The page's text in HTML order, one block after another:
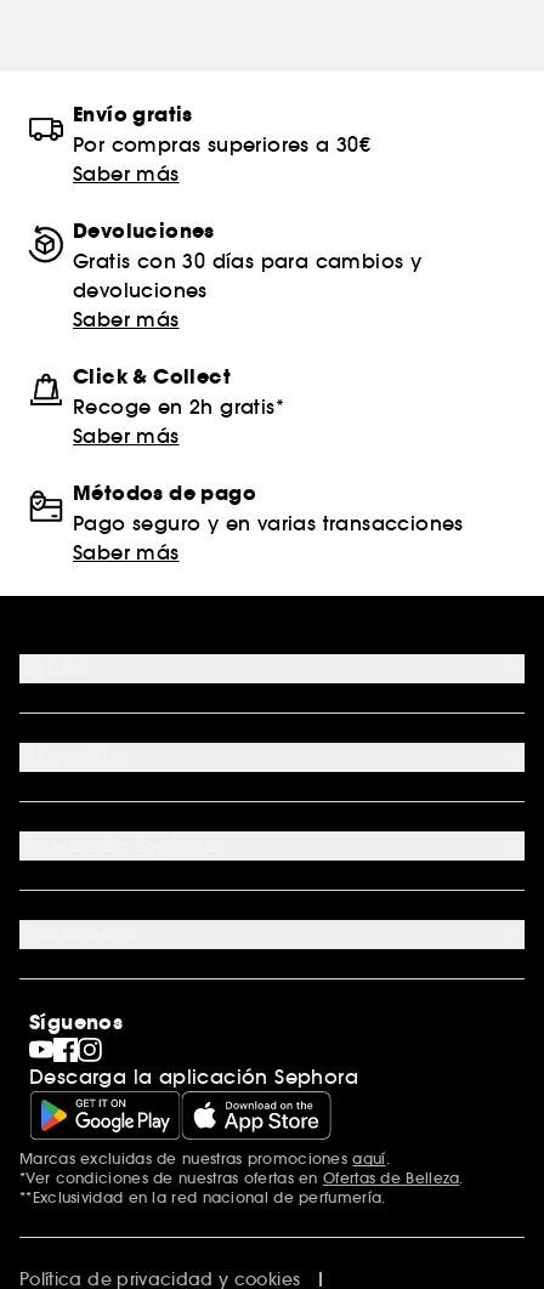
Envío gratis
Por compras superiores a 30€
Saber más
Devoluciones
Gratis con 30 días para cambios y
devoluciones
Saber más
Click & Collect
Recoge en 2h gratis*
Saber más
Métodos de pago
Pago seguro y en varias transacciones
Saber más
FAQ
Formas de pago
Tarjeta regalo física
Tarjeta regalo para empresas
Mapa del sitio
Seguimiento del pedido
Programa de Fidelidad
Trabaja con nosotros
Blog de Sephora
Descubrir Sephora
Código promocional Sephora
Rebajas
San Valentín
Día del Padre
Premio Sephora
Día de la Madre
Calendario Adviento
Singles' Day
Black Friday
Cyber Monday
Síguenos
Descarga la aplicación Sephora
Marcas excluidas de nuestras promocionesaquí.
*Ver condiciones de nuestras ofertas en Ofertas de Belleza.
**Exclusividad en la red nacional de perfumería.
Política de privacidad y cookies